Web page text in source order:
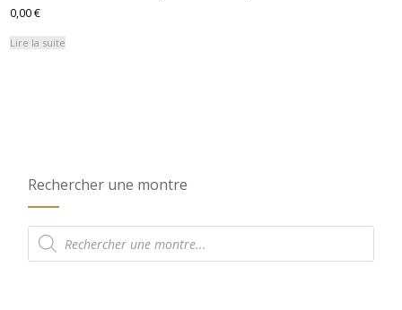
0,00€
Lire la suite
Rechercher une montre
Recherche
de
produits